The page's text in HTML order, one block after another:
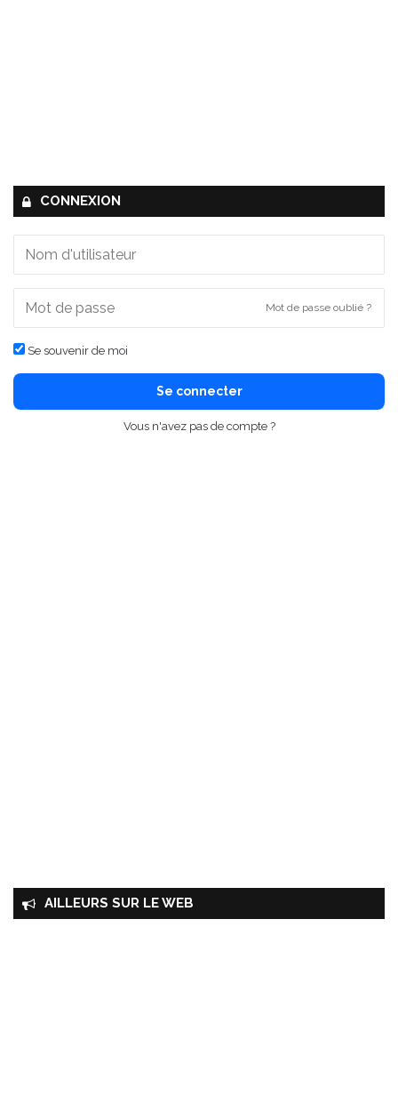
CONNEXION
Mot de passe oublié ?
Se souvenir de moi
Se connecter
Vous n'avez pas de compte ?
AILLEURS SUR LE WEB